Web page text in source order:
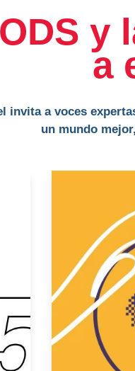
y
a
invita a voces
un mundo